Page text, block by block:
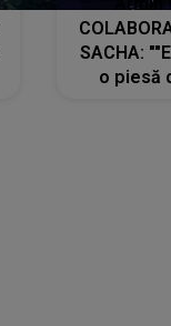
SACHA:
o piesă